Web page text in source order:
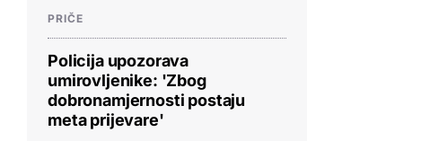
PRIČE
Policija upozorava
umirovljenike: 'Zbog
dobronamjernosti postaju
meta prijevare'